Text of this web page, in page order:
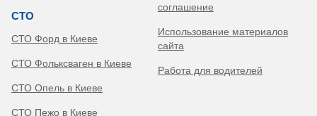
СТО
СТО Форд в Киеве
СТО Фольксваген в Киеве
СТО Опель в Киеве
СТО Пежо в Киеве
соглашение
Использование материалов
сайта
Работа для водителей